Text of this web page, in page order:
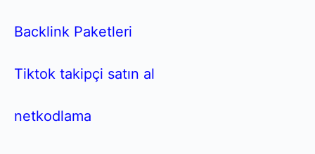
Backlink Paketleri
Tiktok takipçi satın al
netkodlama